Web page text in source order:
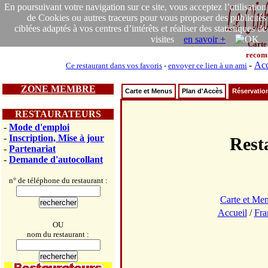
En poursuivant votre navigation sur ce site, vous acceptez l’utilisation
de Cookies ou autres traceurs pour vous proposer des publicités
ciblées adaptés à vos centres d’intérêts et réaliser des statistiques de
visites en savoir +
Carte
Ce restaurant dans vos favoris - envoyer ce lien à un ami -
ZONE MEMBRE
RESTAURATEURS
- Mode d'emploi
- Inscription, Mise à jour
- Partenariat
- Demande d'autocollant
n° de téléphone du restaurant :
OU
nom du restaurant :
Carte et Menus Plan d'Accès
Carte et
Accueil /